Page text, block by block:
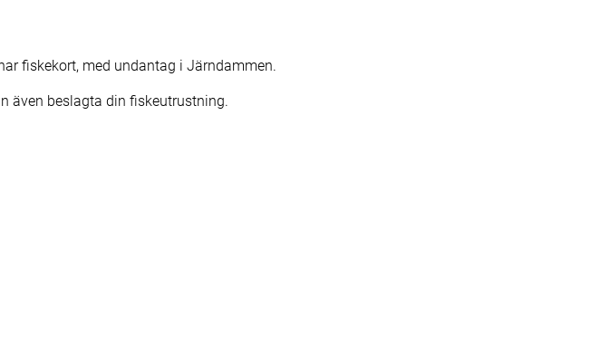
fiskekort, med undantag i Järndammen.
även beslagta din fiskeutrustning.